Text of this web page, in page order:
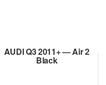
AUDI Q3 2011+ — Air 2
Black